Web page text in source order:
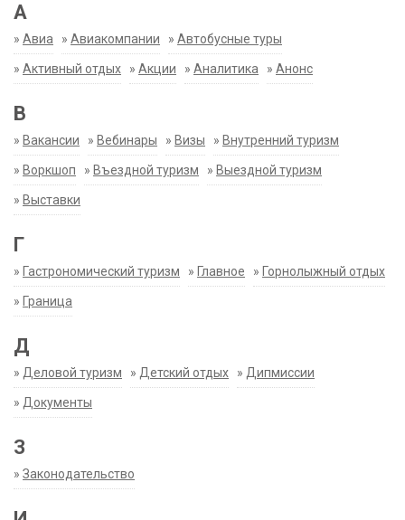
А
» Авиа » Авиакомпании » Автобусные туры
» Активный отдых » Акции » Аналитика » Анонс
В
» Вакансии » Вебинары » Визы » Внутренний туризм
» Воркшоп » Въездной туризм » Выездной туризм
» Выставки
Г
» Гастрономический туризм » Главное » Горнолыжный отдых
» Граница
Д
» Деловой туризм » Детский отдых » Дипмиссии
» Документы
З
» Законодательство